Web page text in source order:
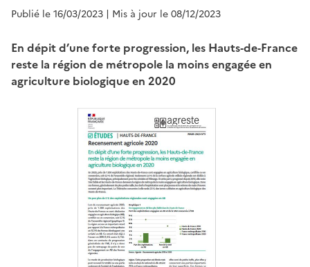
Publié le 16/03/2023 | Mis à jour le 08/12/2023
En dépit d’une forte progression, les Hauts‑de‑France
reste la région de métropole la moins engagée en
agriculture biologique en 2020